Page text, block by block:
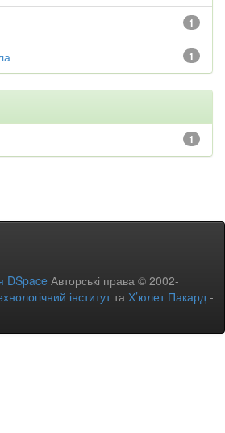
1
1
1
DSpace Авторські права © 2002-
інститутта Х’юлет Пакард -